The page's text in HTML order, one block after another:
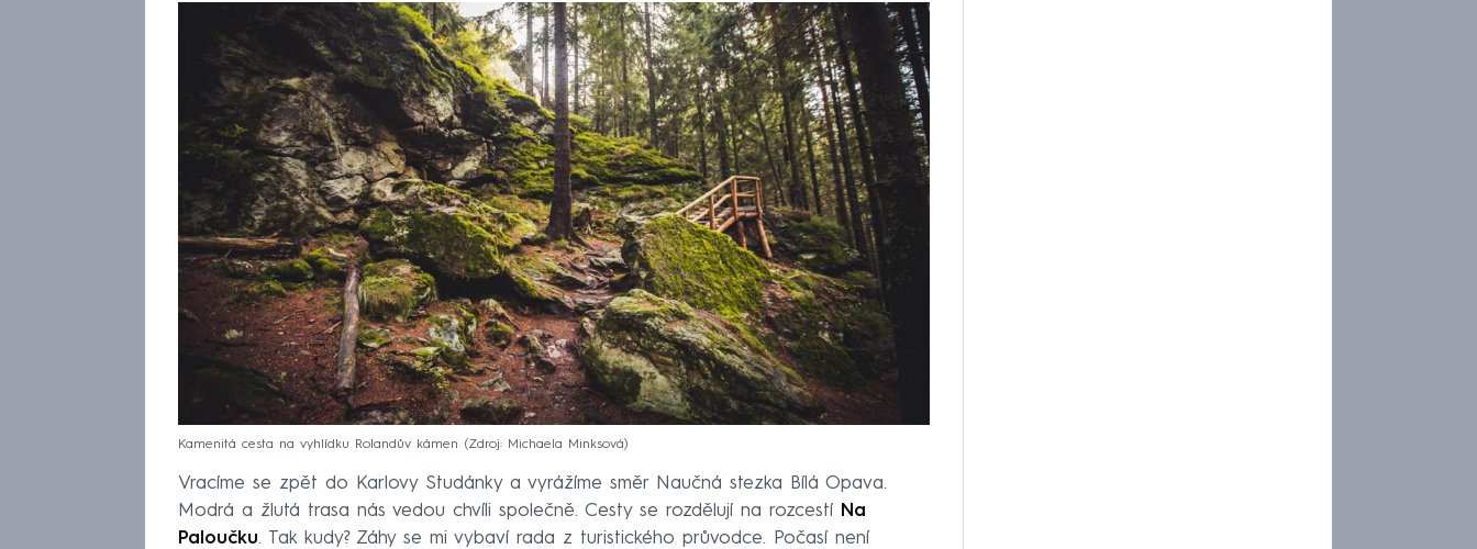
Kamenitá cesta na vyhlídku Rolandův kámen Zdroj: Michaela Minksová
Vracíme se zpět do Karlovy Studánky a vyrážíme směr Naučná stezka Bílá Opava.
Modrá a žlutá trasa nás vedou chvíli společně. Cesty se rozdělují na rozcestí Na
Paloučku. Tak kudy? Záhy se mi vybaví rada z turistického průvodce. Počasí není